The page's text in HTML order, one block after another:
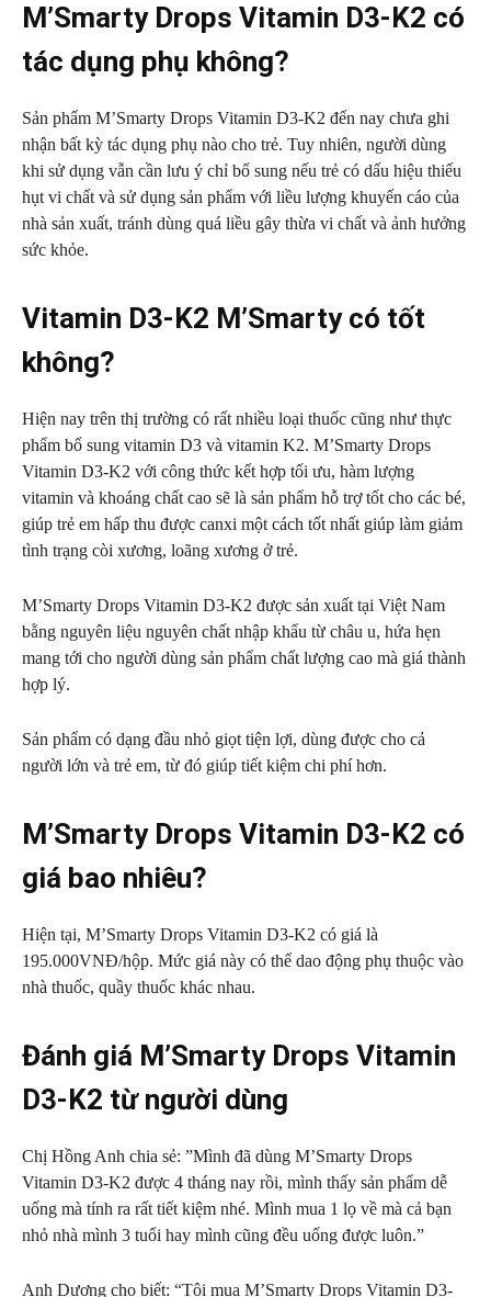
M’Smarty Drops Vitamin D3-K2 có
tác dụng phụ không?
Sản phẩm M’Smarty Drops Vitamin D3-K2 đến nay chưa ghi
nhận bất kỳ tác dụng phụ nào cho trẻ. Tuy nhiên, người dùng
khi sử dụng vẫn cần lưu ý chỉ bổ sung nếu trẻ có dấu hiệu thiếu
hụt vi chất và sử dụng sản phẩm với liều lượng khuyến cáo của
nhà sản xuất, tránh dùng quá liều gây thừa vi chất và ảnh hưởng
sức khỏe.
Vitamin D3-K2 M’Smarty có tốt
không?
Hiện nay trên thị trường có rất nhiều loại thuốc cũng như thực
phẩm bổ sung vitamin D3 và vitamin K2. M’Smarty Drops
Vitamin D3-K2 với công thức kết hợp tối ưu, hàm lượng
vitamin và khoáng chất cao sẽ là sản phẩm hỗ trợ tốt cho các bé,
giúp trẻ em hấp thu được canxi một cách tốt nhất giúp làm giảm
tình trạng còi xương, loãng xương ở trẻ.
M’Smarty Drops Vitamin D3-K2 được sản xuất tại Việt Nam
bằng nguyên liệu nguyên chất nhập khẩu từ châu u, hứa hẹn
mang tới cho người dùng sản phẩm chất lượng cao mà giá thành
hợp lý.
Sản phẩm có dạng đầu nhỏ giọt tiện lợi, dùng được cho cả
người lớn và trẻ em, từ đó giúp tiết kiệm chi phí hơn.
M’Smarty Drops Vitamin D3-K2 có
giá bao nhiêu?
Hiện tại, M’Smarty Drops Vitamin D3-K2 có giá là
195.000VNĐ/hộp. Mức giá này có thể dao động phụ thuộc vào
nhà thuốc, quầy thuốc khác nhau.
Đánh giá M’Smarty Drops Vitamin
D3-K2 từ người dùng
Chị Hồng Anh chia sẻ: ”Mình đã dùng M’Smarty Drops
Vitamin D3-K2 được 4 tháng nay rồi, mình thấy sản phẩm dễ
uống mà tính ra rất tiết kiệm nhé. Mình mua 1 lọ về mà cả bạn
nhỏ nhà mình 3 tuổi hay mình cũng đều uống được luôn.”
Anh Dương cho biết: “Tôi mua M’Smarty Drops Vitamin D3-